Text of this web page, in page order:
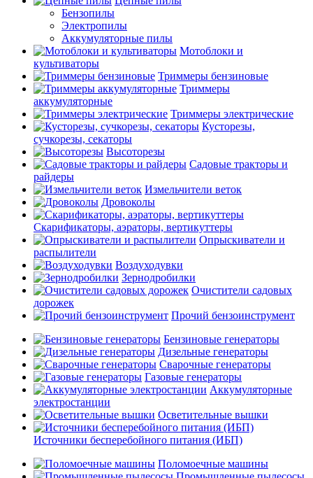
Бензопилы
Электропилы
Аккумуляторные пилы
Мотоблоки и
культиваторы
Триммеры бензиновые
Триммеры
аккумуляторные
Триммеры электрические
Кусторезы,
сучкорезы, секаторы
Высоторезы
Садовые тракторы и
райдеры
Измельчители веток
Дровоколы
Скарификаторы, аэраторы, вертикуттеры
Опрыскиватели и
распылители
Воздуходувки
Зернодробилки
Очистители садовых
дорожек
Прочий бензоинструмент
Бензиновые генераторы
Дизельные генераторы
Сварочные генераторы
Газовые генераторы
Аккумуляторные
электростанции
Осветительные вышки
Источники бесперебойного питания (ИБП)
Поломоечные машины